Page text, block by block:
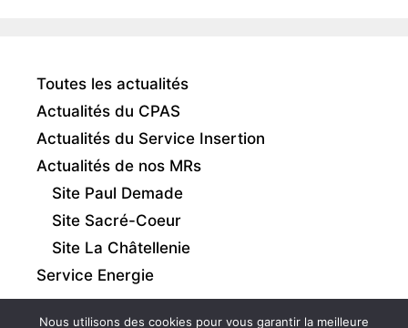
Toutes les actualités
Actualités du CPAS
Actualités du Service Insertion
Actualités de nos MRs
Site Paul Demade
Site Sacré-Coeur
Site La Châtellenie
Service Energie
Nous utilisons des cookies pour vous garantir la meilleure